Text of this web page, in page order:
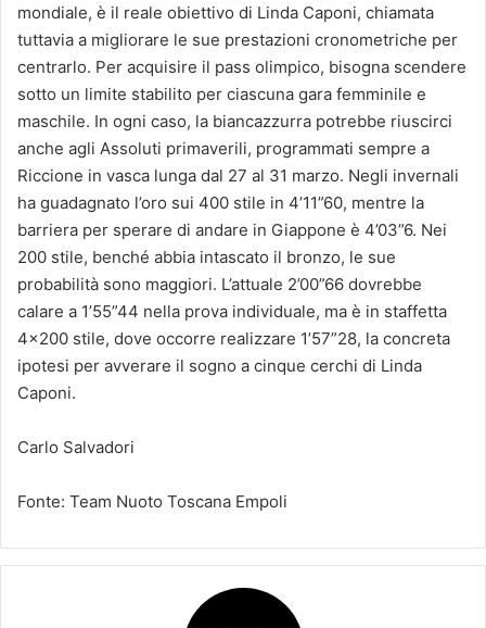
mondiale, è il reale obiettivo di Linda Caponi, chiamata
tuttavia a migliorare le sue prestazioni cronometriche per
centrarlo. Per acquisire il pass olimpico, bisogna scendere
sotto un limite stabilito per ciascuna gara femminile e
maschile. In ogni caso, la biancazzurra potrebbe riuscirci
anche agli Assoluti primaverili, programmati sempre a
Riccione in vasca lunga dal 27 al 31 marzo. Negli invernali
ha guadagnato l’oro sui 400 stile in 4’11”60, mentre la
barriera per sperare di andare in Giappone è 4’03”6. Nei
200 stile, benché abbia intascato il bronzo, le sue
probabilità sono maggiori. L’attuale 2’00”66 dovrebbe
calare a 1’55”44 nella prova individuale, ma è in staffetta
4×200 stile, dove occorre realizzare 1’57”28, la concreta
ipotesi per avverare il sogno a cinque cerchi di Linda
Caponi.
Carlo Salvadori
Fonte: Team Nuoto Toscana Empoli